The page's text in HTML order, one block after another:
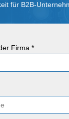
Firma *
für B2B-